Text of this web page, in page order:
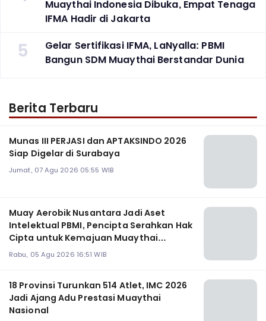
Muaythai Indonesia Dibuka, Empat Tenaga
IFMA Hadir di Jakarta
5
Gelar Sertifikasi IFMA, LaNyalla: PBMI
Bangun SDM Muaythai Berstandar Dunia
Berita Terbaru
Munas III PERJASI dan APTAKSINDO 2026
Siap Digelar di Surabaya
Jumat, 07 Agu 2026 05:55 WIB
Muay Aerobik Nusantara Jadi Aset
Intelektual PBMI, Pencipta Serahkan Hak
Cipta untuk Kemajuan Muaythai
Indonesia
Rabu, 05 Agu 2026 16:51 WIB
18 Provinsi Turunkan 514 Atlet, IMC 2026
Jadi Ajang Adu Prestasi Muaythai
Nasional